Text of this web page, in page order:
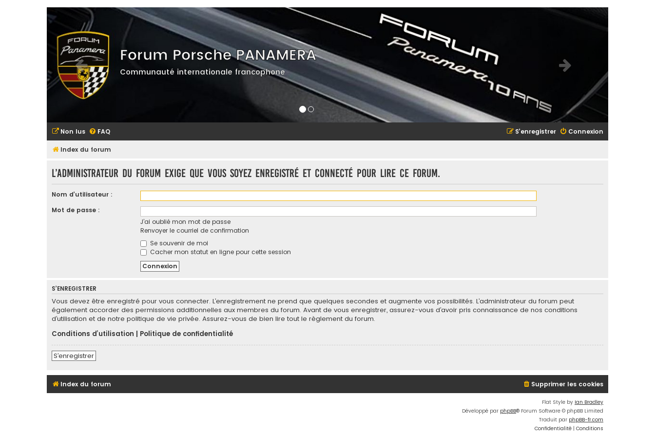
Forum Porsche PANAMERA
Communauté internationale francophone
Non lus FAQ Connexion
S’enregistrer
Index du forum
L’administrateur du forum exige que vous soyez enregistré et connecté pour lire ce forum.
Nom d’utilisateur :
Mot de passe :
J’ai oublié mon mot de passe
Renvoyer le courriel de confirmation
Se souvenir de moi
Cacher mon statut en ligne pour cette session
S’ENREGISTRER
Vous devez être enregistré pour vous connecter. L’enregistrement ne prend que quelques secondes et augmente vos possibilités. L’administrateur du forum peut
également accorder des permissions additionnelles aux membres du forum. Avant de vous enregistrer, assurez-vous d’avoir pris connaissance de nos conditions
d’utilisation et de notre politique de vie privée. Assurez-vous de bien lire tout le règlement du forum.
Conditions d’utilisation | Politique de confidentialité
S’enregistrer
Index du forum Supprimer les cookies
Flat Style by Ian Bradley
Développé par phpBB® Forum Software © phpBB Limited
Traduit par phpBB-fr.com
Confidentialité | Conditions